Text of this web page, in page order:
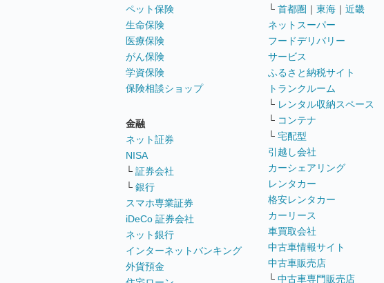
ペット保険
生命保険
医療保険
がん保険
学資保険
保険相談ショップ
金融
ネット証券
NISA
└ 証券会社
└ 銀行
スマホ専業証券
iDeCo 証券会社
ネット銀行
インターネットバンキング
外貨預金
└ 首都圏 ｜ 東海 ｜ 近畿
ネットスーパー
フードデリバリー
サービス
ふるさと納税サイト
トランクルーム
└ レンタル収納スペース
└ コンテナ
└ 宅配型
引越し会社
カーシェアリング
レンタカー
格安レンタカー
カーリース
車買取会社
中古車情報サイト
中古車販売店
└ 中古車専門販売店